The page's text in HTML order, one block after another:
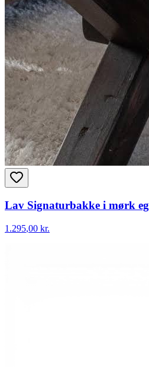
Lav Signaturbakke i mørk eg
1.295,00 kr.